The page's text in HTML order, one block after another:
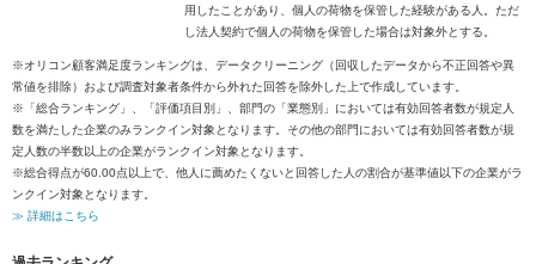
用したことがあり、個人の荷物を保管した経験がある人。ただ
し法人契約で個人の荷物を保管した場合は対象外とする。
※オリコン顧客満足度ランキングは、データクリーニング（回収したデータから不正回答や異
常値を排除）および調査対象者条件から外れた回答を除外した上で作成しています。
※「総合ランキング」、「評価項目別」、部門の「業態別」においては有効回答者数が規定人
数を満たした企業のみランクイン対象となります。その他の部門においては有効回答者数が規
定人数の半数以上の企業がランクイン対象となります。
※総合得点が60.00点以上で、他人に薦めたくないと回答した人の割合が基準値以下の企業がラ
ンクイン対象となります。
≫ 詳細はこちら